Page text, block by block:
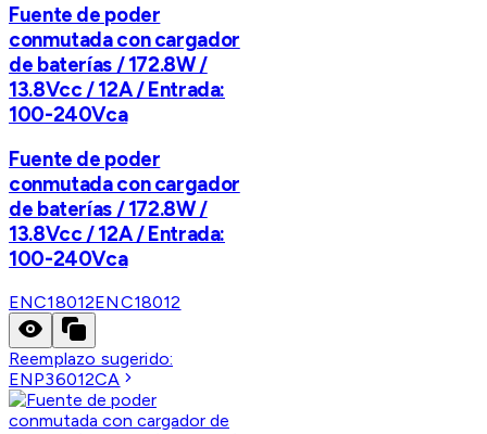
Fuente de poder
conmutada con cargador
de baterías / 172.8W /
13.8Vcc / 12A / Entrada:
100-240Vca
Fuente de poder
conmutada con cargador
de baterías / 172.8W /
13.8Vcc / 12A / Entrada:
100-240Vca
ENC18012ENC18012
Reemplazo sugerido:
ENP36012CA